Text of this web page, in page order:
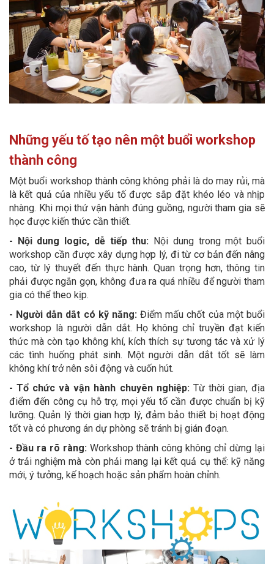
Những yếu tố tạo nên một buổi workshop
thành công
Một buổi workshop thành công không phải là do may rủi, mà
là kết quả của nhiều yếu tố được sắp đặt khéo léo và nhịp
nhàng. Khi mọi thứ vận hành đúng guồng, người tham gia sẽ
học được kiến thức cần thiết.
- Nội dung logic, dễ tiếp thu: Nội dung trong một buổi
workshop cần được xây dựng hợp lý, đi từ cơ bản đến nâng
cao, từ lý thuyết đến thực hành. Quan trọng hơn, thông tin
phải được ngắn gọn, không đưa ra quá nhiều để người tham
gia có thể theo kịp.
- Người dẫn dắt có kỹ năng: Điểm mấu chốt của một buổi
workshop là người dẫn dắt. Họ không chỉ truyền đạt kiến
thức mà còn tạo không khí, kích thích sự tương tác và xử lý
các tình huống phát sinh. Một người dẫn dắt tốt sẽ làm
không khí trở nên sôi động và cuốn hút.
- Tổ chức và vận hành chuyên nghiệp: Từ thời gian, địa
điểm đến công cụ hỗ trợ, mọi yếu tố cần được chuẩn bị kỹ
lưỡng. Quản lý thời gian hợp lý, đảm bảo thiết bị hoạt động
tốt và có phương án dự phòng sẽ tránh bị gián đoạn.
- Đầu ra rõ ràng: Workshop thành công không chỉ dừng lại
ở trải nghiệm mà còn phải mang lại kết quả cụ thể: kỹ năng
mới, ý tưởng, kế hoạch hoặc sản phẩm hoàn chỉnh.